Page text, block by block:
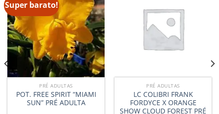
Super barato!
PRÉ ADULTAS
POT. FREE SPIRIT “MIAMI
SUN” PRÉ ADULTA
PRÉ ADULTAS
LC COLIBRI FRANK
FORDYCE X ORANGE
SHOW CLOUD FOREST PRÉ